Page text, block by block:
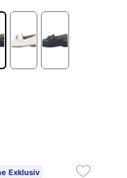
Exklusiv